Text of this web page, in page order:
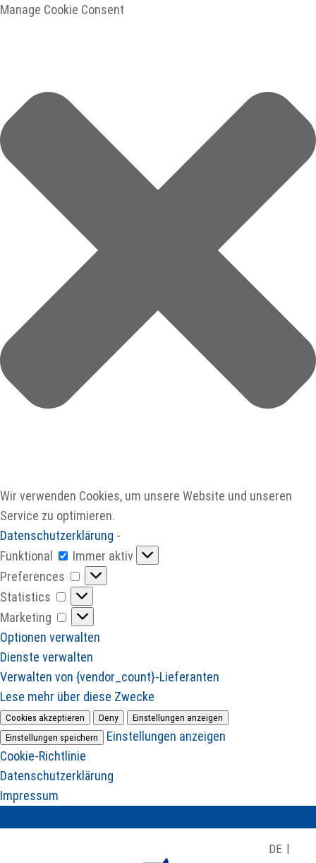
Manage Cookie Consent
Wir verwenden Cookies, um unsere Website und unseren
Service zu optimieren.
Datenschutzerklärung -
Funktional
Funktional
Immer aktiv
Preferences
Preferences
Statistics
Statistics
Marketing
Marketing
Optionen verwalten
Dienste verwalten
Verwalten von {vendor_count}-Lieferanten
Lese mehr über diese Zwecke
Cookies akzeptieren Deny
Einstellungen anzeigen
Einstellungen speichern
Einstellungen anzeigen
Cookie-Richtlinie
Datenschutzerklärung
Impressum
DE